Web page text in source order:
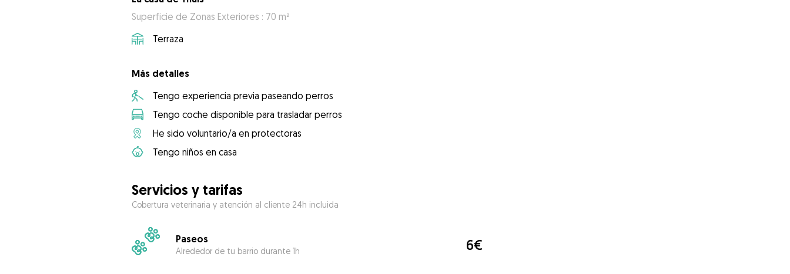
Superficie de Zonas Exteriores : 70 m²
Terraza
Más detalles
Tengo experiencia previa paseando perros
Tengo coche disponible para trasladar perros
He sido voluntario/a en protectoras
Tengo niños en casa
Servicios y tarifas
Cobertura veterinaria y atención al cliente 24h incluida
Paseos
Alrededor de tu barrio durante 1h 6€